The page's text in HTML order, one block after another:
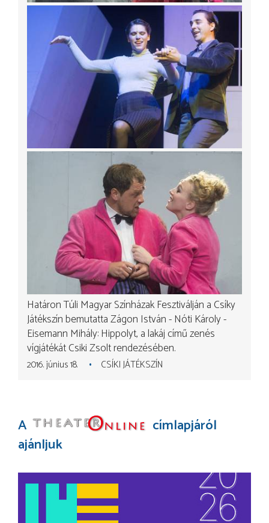
Határon Túli Magyar Színházak Fesztiválján a Csíky
Játékszín bemutatta Zágon István - Nóti Károly -
Eisemann Mihály: Hippolyt, a lakáj című zenés
vígjátékát Csiki Zsolt rendezésében.
2016. június 18. CSÍKI JÁTÉKSZÍN
A
címlapjáról
ajánljuk